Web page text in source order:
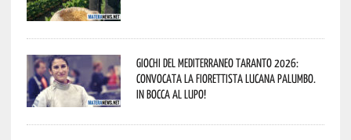
Giochi del Mediterraneo Taranto 2026:
convocata la fiorettista lucana Palumbo.
In bocca al lupo!